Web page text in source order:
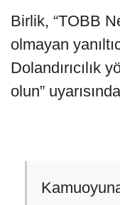
Birlik, “TOBB
olmayan
Dolandırıcılık
olun”